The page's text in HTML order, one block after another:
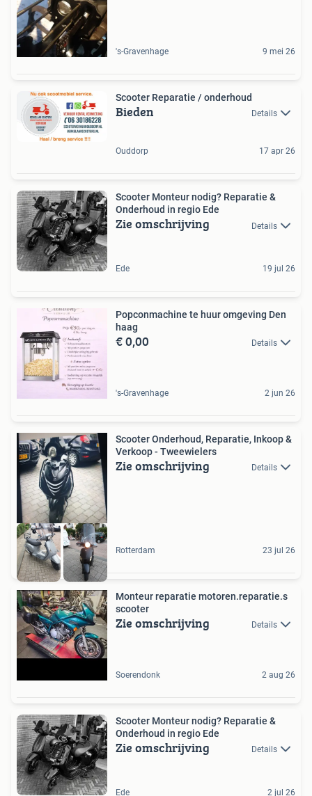
's-Gravenhage 9 mei 26
Scooter Reparatie / onderhoud
Bieden Details
Ouddorp 17 apr 26
Scooter Monteur nodig? Reparatie &
Onderhoud in regio Ede
Zie omschrijving Details
Ede 19 jul 26
Popconmachine te huur omgeving Den
haag
€ 0,00 Details
's-Gravenhage 2 jun 26
Scooter Onderhoud, Reparatie, Inkoop &
Verkoop - Tweewielers
Zie omschrijving Details
Rotterdam 23 jul 26
Monteur reparatie motoren.reparatie.s
scooter
Zie omschrijving Details
Soerendonk 2 aug 26
Scooter Monteur nodig? Reparatie &
Onderhoud in regio Ede
Zie omschrijving Details
Ede 2 jul 26